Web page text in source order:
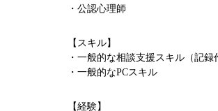
・公認心理師
【スキル】
・一般的な相談支援スキル（記録
・一般的なPCスキル
【経験】